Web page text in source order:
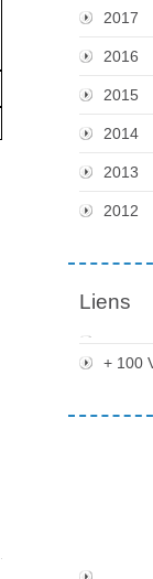
2017
2016
2015
2014
2013
2012
Liens
+ 100